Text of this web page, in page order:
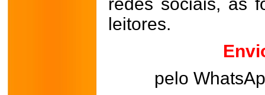
leitores.
pelo